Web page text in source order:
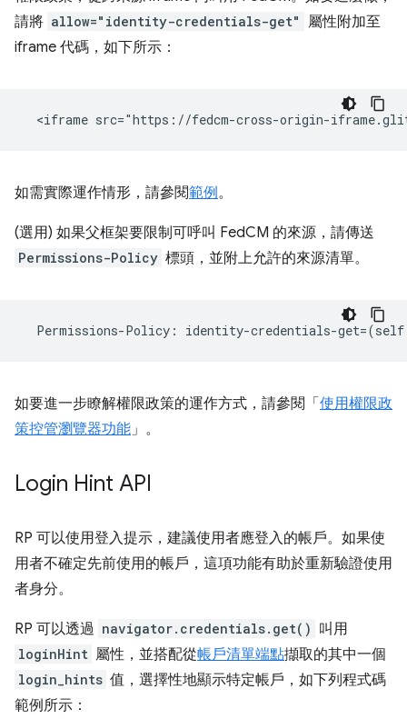
請將 allow="identity-credentials-get"
屬性附加至
iframe 代碼，如下所示：
如需實際運作情形，請參閱範例。
(選用) 如果父框架要限制可呼叫 FedCM 的來源，請傳送
Permissions-Policy 標頭，並附上允許的來源清單。
Permissions-Policy : identity-credentials-get=(self
如要進一步瞭解權限政策的運作方式，請參閱「使用權限政
策控管瀏覽器功能 」。
Login Hint API
RP 可以使用登入提示，建議使用者應登入的帳戶。如果使
用者不確定先前使用的帳戶，這項功能有助於重新驗證使用
者身分。
RP 可以透過 navigator.credentials.get() 叫用
loginHint 屬性，並搭配從帳戶清單端點擷取的其中一個
login_hints 值，選擇性地顯示特定帳戶，如下列程式碼
範例所示：